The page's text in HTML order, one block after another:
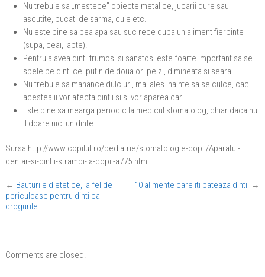
Nu trebuie sa „mestece” obiecte metalice, jucarii dure sau
ascutite, bucati de sarma, cuie etc.
Nu este bine sa bea apa sau suc rece dupa un aliment fierbinte
(supa, ceai, lapte).
Pentru a avea dinti frumosi si sanatosi este foarte important sa se
spele pe dinti cel putin de doua ori pe zi, dimineata si seara.
Nu trebuie sa manance dulciuri, mai ales inainte sa se culce, caci
acestea ii vor afecta dintii si si vor aparea carii.
Este bine sa mearga periodic la medicul stomatolog, chiar daca nu
il doare nici un dinte.
Sursa:http://www.copilul.ro/pediatrie/stomatologie-copii/Aparatul-
dentar-si-dintii-strambi-la-copii-a775.html
← Bauturile dietetice, la fel de
periculoase pentru dinti ca
drogurile
10 alimente care iti pateaza dintii →
Comments are closed.